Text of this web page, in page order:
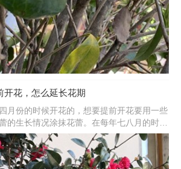
开花，怎么延长花期
月份的时候开花的，想要提前开花要用一些
的生长情况涂抹花蕾。在每年七八月的时候
在花蕾上，每三天一次，肥水要正常管理，
十一的时候开花。另外，想要花期延长，还
且保证有充足的肥水才行。